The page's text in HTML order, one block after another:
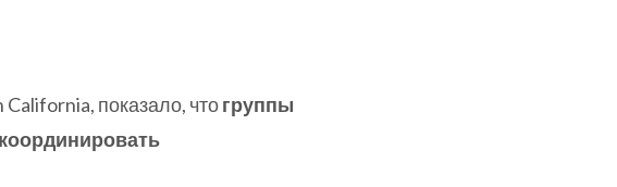
показало, чтогруппы